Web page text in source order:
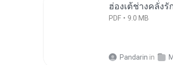
ฮ่องเต้ช่างคลั่ง
PDF 9.0 MB
Pandarin in